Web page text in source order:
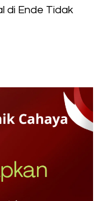
di Ende Tidak